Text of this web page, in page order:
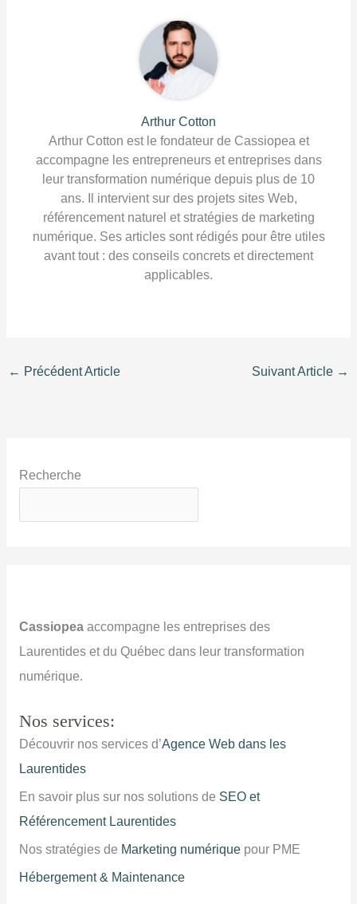
Arthur Cotton
Arthur Cotton est le fondateur de Cassiopea et
accompagne les entrepreneurs et entreprises dans
leur transformation numérique depuis plus de 10
ans. Il intervient sur des projets sites Web,
référencement naturel et stratégies de marketing
numérique. Ses articles sont rédigés pour être utiles
avant tout : des conseils concrets et directement
applicables.
← Précédent Article Suivant Article →
Recherche
Cassiopeaaccompagne les entreprises des
Laurentides et du Québec dans leur transformation
numérique.
Nos services:
Découvrir nos services d’Agence Web dans les
Laurentides
En savoir plus sur nos solutions de SEO et
Référencement Laurentides
Nos stratégies de Marketing numériquepour PME
Hébergement & Maintenance